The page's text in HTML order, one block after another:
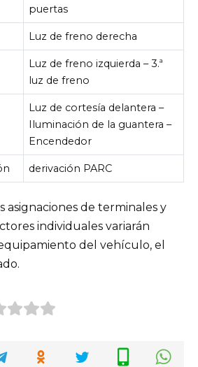
puertas
Luz de freno derecha
Luz de freno izquierda – 3.ª
luz de freno
Luz de cortesía delantera –
Iluminación de la guantera –
Encendedor
derivación PARC
asignaciones de terminales y
individuales variarán
del vehículo, el